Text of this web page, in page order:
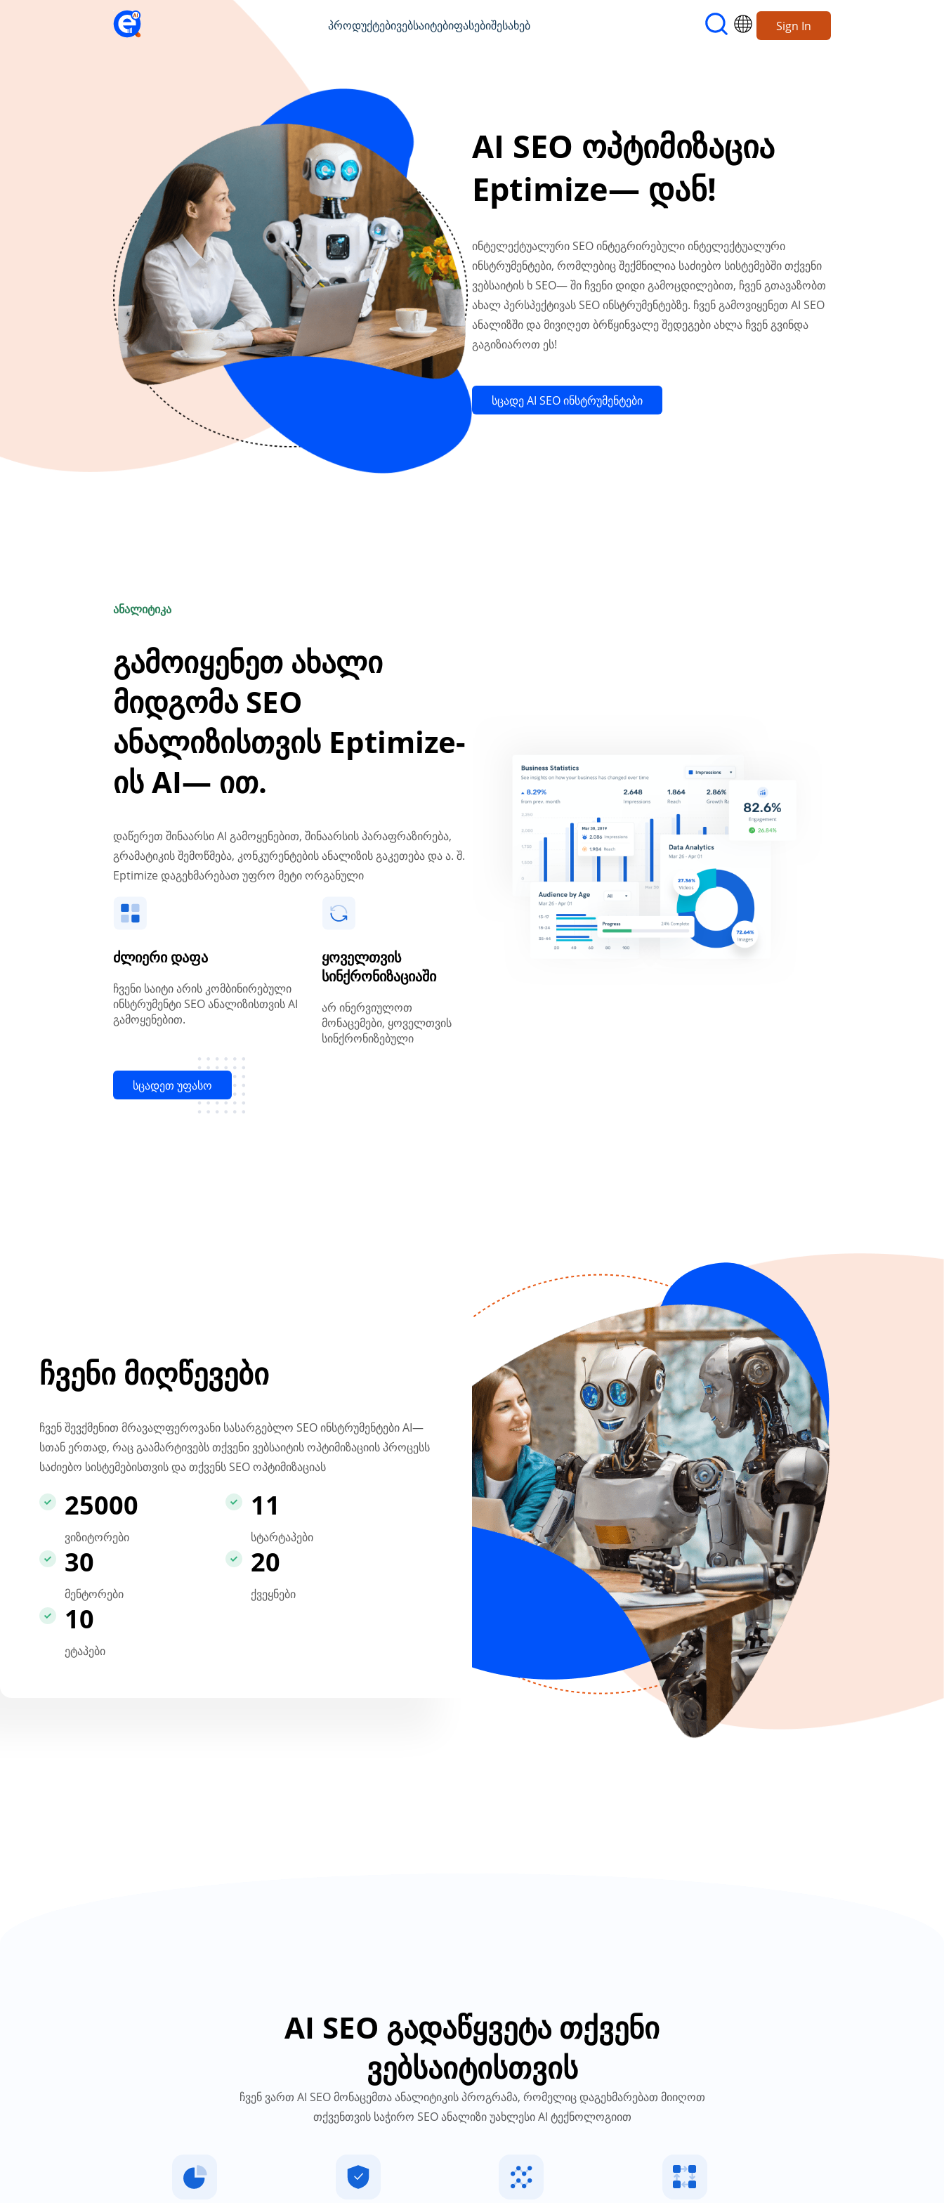
პროდუქტებივებსაიტებიფასებიშესახებ Sign In
AI SEO ოპტიმიზაცია
Eptimize— დან!
ინტელექტუალური SEO ინტეგრირებული ინტელექტუალური
ინსტრუმენტები, რომლებიც შექმნილია საძიებო სისტემებში თქვენი
ვებსაიტის ხ SEO— ში ჩვენი დიდი გამოცდილებით, ჩვენ გთავაზობთ
ახალ პერსპექტივას SEO ინსტრუმენტებზე. ჩვენ გამოვიყენეთ AI SEO
ანალიზში და მივიღეთ ბრწყინვალე შედეგები ახლა ჩვენ გვინდა
გაგიზიაროთ ეს!
სცადე AI SEO ინსტრუმენტები
ᲐᲜᲐᲚᲘᲢᲘᲙᲐ
გამოიყენეთ ახალი
მიდგომა SEO
ანალიზისთვის Eptimize-
ის AI— ით.
დაწერეთ შინაარსი AI გამოყენებით, შინაარსის პარაფრაზირება,
გრამატიკის შემოწმება, კონკურენტების ანალიზის გაკეთება და ა. შ.
Eptimize დაგეხმარებათ უფრო მეტი ორგანული
ძლიერი დაფა
ჩვენი საიტი არის კომბინირებული
ინსტრუმენტი SEO ანალიზისთვის AI
გამოყენებით.
ყოველთვის
სინქრონიზაციაში
არ ინერვიულოთ
მონაცემები, ყოველთვის
სინქრონიზებული
სცადეთ უფასო
ჩვენი მიღწევები
ჩვენ შევქმენით მრავალფეროვანი სასარგებლო SEO ინსტრუმენტები AI—
სთან ერთად, რაც გაამარტივებს თქვენი ვებსაიტის ოპტიმიზაციის პროცესს
საძიებო სისტემებისთვის და თქვენს SEO ოპტიმიზაციას
25000
ვიზიტორები
11
სტარტაპები
30
მენტორები
20
ქვეყნები
10
ეტაპები
AI SEO გადაწყვეტა თქვენი
ვებსაიტისთვის
ჩვენ ვართ AI SEO მონაცემთა ანალიტიკის პროგრამა, რომელიც დაგეხმარებათ მიიღოთ
თქვენთვის საჭირო SEO ანალიზი უახლესი AI ტექნოლოგიით